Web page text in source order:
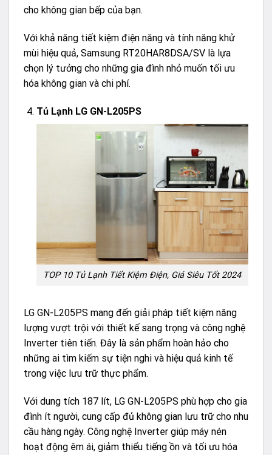
cho không gian bếp của bạn.
Với khả năng tiết kiệm điện năng và tính năng khử
mùi hiệu quả, Samsung RT20HAR8DSA/SV là lựa
chọn lý tưởng cho những gia đình nhỏ muốn tối ưu
hóa không gian và chi phí.
Tủ Lạnh LG GN-L205PS
TOP 10 Tủ Lạnh Tiết Kiệm Điện, Giá Siêu Tốt 2024
LG GN-L205PS mang đến giải pháp tiết kiệm năng
lượng vượt trội với thiết kế sang trọng và công nghệ
Inverter tiên tiến. Đây là sản phẩm hoàn hảo cho
những ai tìm kiếm sự tiện nghi và hiệu quả kinh tế
trong việc lưu trữ thực phẩm.
Với dung tích 187 lít, LG GN-L205PS phù hợp cho gia
đình ít người, cung cấp đủ không gian lưu trữ cho nhu
cầu hàng ngày. Công nghệ Inverter giúp máy nén
hoạt động êm ái, giảm thiểu tiếng ồn và tối ưu hóa